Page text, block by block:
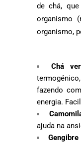
de chá,
organismo
organismo,
Chá
fazendo
energia.
ajuda na
Gengibre